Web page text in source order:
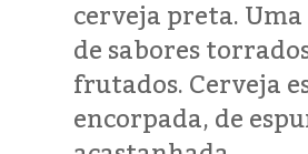
cerveja preta.
de sabores
frutados. Cerveja
encorpada, de